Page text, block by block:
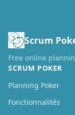
Scrum
Free online
SCRUM POKER
Planning Poker
Fonctionnalités